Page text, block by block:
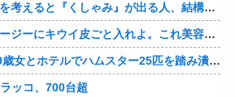
【驚愕】エッチなことを考えると『くしゃみ』が出る人、結構いると判明
【警告】社会人「スムージーにキウイ皮ごと入れよ。これ美容にいいんだよね〜」→ 結果…
【胸糞】36歳教員、19歳女とホテルでハムスター25匹を踏み潰すなどして逮捕
ッコ、700台超